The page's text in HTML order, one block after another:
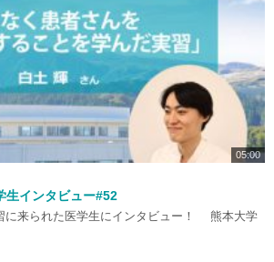
05:00
生インタビュー#52
に来られた医学生にインタビュー！ 熊本大学